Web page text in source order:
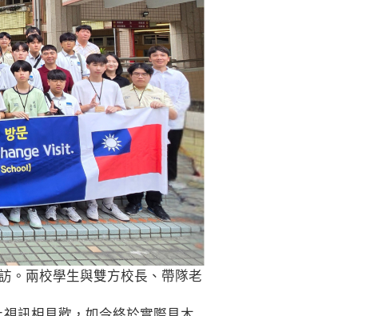
。兩校學生與雙方校長、帶隊老